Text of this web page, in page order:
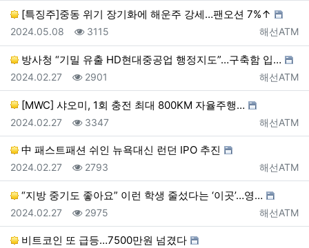
[특징주]중동 위기 장기화에 해운주 강세…팬오션 7%↑
등록자
해선ATM
등록일
2024.05.08 조회
3115
방사청 “기밀 유출 HD현대중공업 행정지도”…구축함 입…
등록자
해선ATM
등록일
2024.02.27 조회
2901
[MWC] 샤오미, 1회 충전 최대 800KM 자율주행…
등록자
해선ATM
등록일
2024.02.27 조회
3347
中 패스트패션 쉬인 뉴욕대신 런던 IPO 추진
등록자
해선ATM
등록일
2024.02.27 조회
2793
“지방 중기도 좋아요” 이런 학생 줄섰다는 ‘이곳’…영…
등록자
해선ATM
등록일
2024.02.27 조회
2975
비트코인 또 급등…7500만원 넘겼다